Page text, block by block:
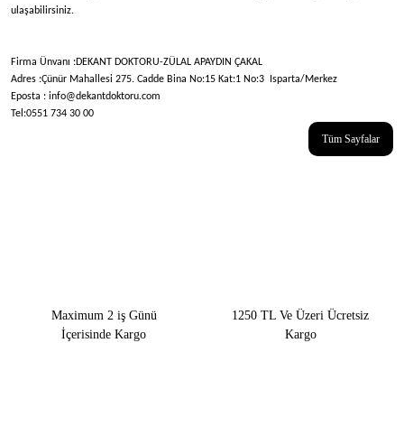
ulaşabilirsiniz.
Firma Ünvanı :DEKANT DOKTORU-ZÜLAL APAYDIN ÇAKAL
Adres :Çünür Mahallesi 275. Cadde Bina No:15 Kat:1 No:3 Isparta/Merkez
Eposta : info@dekantdoktoru.com
Tel:0551 734 30 00
Tüm Sayfalar
Maximum 2 iş Günü
İçerisinde Kargo
1250 TL Ve Üzeri Ücretsiz
Kargo